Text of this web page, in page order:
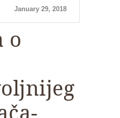
January 29, 2018
o